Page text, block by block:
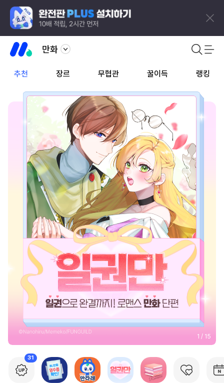
만화
추천 장르 무협관 꿀이득 랭킹
2 / 15
31